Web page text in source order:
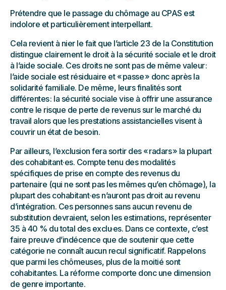
Prétendre que le passage du chômage au CPAS est
indolore et particulièrement interpellant.
Cela revient à nier le fait que l’article 23 de la Constitution
distingue clairement le droit à la sécurité sociale et le droit
à l’aide sociale. Ces droits ne sont pas de même valeur :
l’aide sociale est résiduaire et « passe » donc après la
solidarité familiale. De même, leurs finalités sont
différentes : la sécurité sociale vise à offrir une assurance
contre le risque de perte de revenus sur le marché du
travail alors que les prestations assistancielles visent à
couvrir un état de besoin.
Par ailleurs, l’exclusion fera sortir des « radars » la plupart
des cohabitant·es. Compte tenu des modalités
spécifiques de prise en compte des revenus du
partenaire (qui ne sont pas les mêmes qu’en chômage), la
plupart des cohabitant·es n’auront pas droit au revenu
d’intégration. Ces personnes sans aucun revenu de
substitution devraient, selon les estimations, représenter
35 à 40 % du total des exclu·es. Dans ce contexte, c’est
faire preuve d’indécence que de soutenir que cette
catégorie ne connaît aucun recul significatif. Rappelons
que parmi les chômeuses, plus de la moitié sont
cohabitantes. La réforme comporte donc une dimension
de genre importante.